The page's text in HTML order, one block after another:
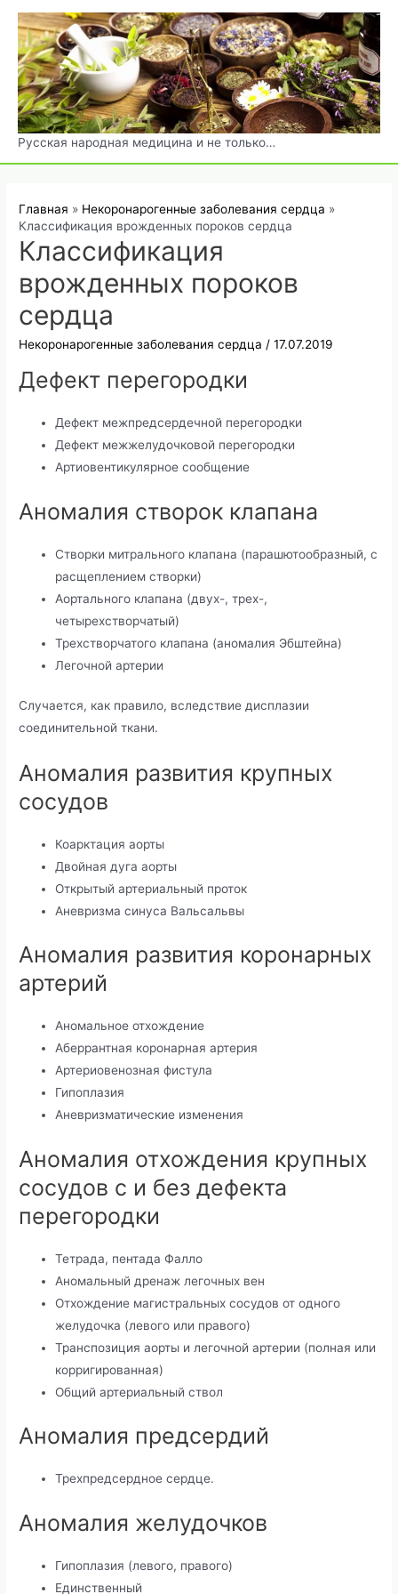
Перейти
содержимому
Русская народная медицина и не только…
Главная
Некоронарогенные заболевания сердца
Классификация врожденных пороков сердца
Классификация
врожденных пороков
сердца
Некоронарогенные заболевания сердца /17.07.2019
Дефект перегородки
Дефект межпредсердечной перегородки
Дефект межжелудочковой перегородки
Артиовентикулярное сообщение
Аномалия створок клапана
Створки митрального клапана (парашютообразный, с
расщеплением створки)
Аортального клапана (двух-, трех-,
четырехстворчатый)
Трехстворчатого клапана (аномалия Эбштейна)
Легочной артерии
Случается, как правило, вследствие дисплазии
соединительной ткани.
Аномалия развития крупных
сосудов
Коарктация аорты
Двойная дуга аорты
Открытый артериальный проток
Аневризма синуса Вальсальвы
Аномалия развития коронарных
артерий
Аномальное отхождение
Аберрантная коронарная артерия
Артериовенозная фистула
Гипоплазия
Аневризматические изменения
Аномалия отхождения крупных
сосудов с и без дефекта
перегородки
Тетрада, пентада Фалло
Аномальный дренаж легочных вен
Отхождение магистральных сосудов от одного
желудочка (левого или правого)
Транспозиция аорты и легочной артерии (полная или
корригированная)
Общий артериальный ствол
Аномалия предсердий
Трехпредсердное сердце.
Аномалия желудочков
Гипоплазия (левого, правого)
Единственный